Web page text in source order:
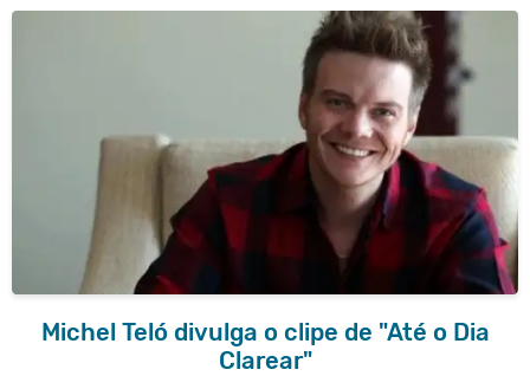
Michel Teló divulga o clipe de "Até o Dia
Clarear"